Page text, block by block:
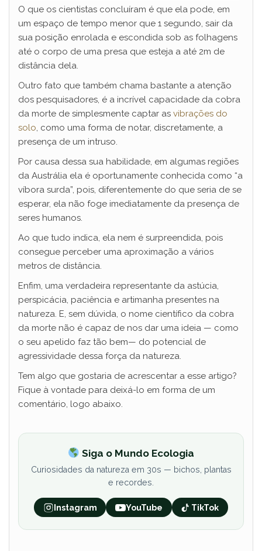
O que os cientistas concluíram é que ela pode, em
um espaço de tempo menor que 1 segundo, sair da
sua posição enrolada e escondida sob as folhagens
até o corpo de uma presa que esteja a até 2m de
distância dela.
Outro fato que também chama bastante a atenção
dos pesquisadores, é a incrível capacidade da cobra
da morte de simplesmente captar as vibrações do
solo , como uma forma de notar, discretamente, a
presença de um intruso.
Por causa dessa sua habilidade, em algumas regiões
da Austrália ela é oportunamente conhecida como “a
víbora surda”, pois, diferentemente do que seria de se
esperar, ela não foge imediatamente da presença de
seres humanos.
Ao que tudo indica, ela nem é surpreendida, pois
consegue perceber uma aproximação a vários
metros de distância.
Enfim, uma verdadeira representante da astúcia,
perspicácia, paciência e artimanha presentes na
natureza. E, sem dúvida, o nome científico da cobra
da morte não é capaz de nos dar uma ideia — como
o seu apelido faz tão bem— do potencial de
agressividade dessa força da natureza.
Tem algo que gostaria de acrescentar a esse artigo?
Fique à vontade para deixá-lo em forma de um
comentário, logo abaixo.
Siga o Mundo Ecologia
Curiosidades da natureza em 30s — bichos, plantas
e recordes.
Instagram YouTube TikTok